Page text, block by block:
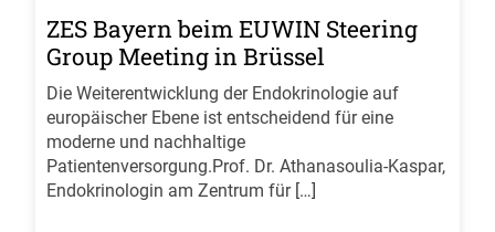
ZES Bayern beim EUWIN Steering
Group Meeting in Brüssel
Die Weiterentwicklung der Endokrinologie auf
europäischer Ebene ist entscheidend für eine
moderne und nachhaltige
Patientenversorgung.Prof. Dr. Athanasoulia-Kaspar,
Endokrinologin am Zentrum für […]